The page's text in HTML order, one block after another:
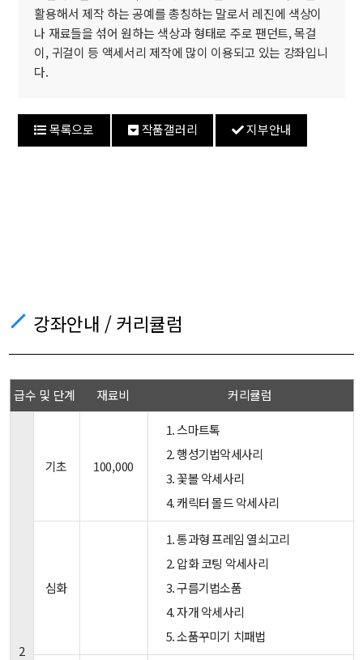
활용해서 제작 하는 공예를 총칭하는 말로서 레진에 색상이
나 재료들을 섞어 원하는 색상과 형태로 주로 팬던트, 목걸
이, 귀걸이 등 액세서리 제작에 많이 이용되고 있는 강좌입니
다.
목록으로 작품갤러리 지부안내
강좌안내 / 커리큘럼
급수 및 단계 재료비 커리큘럼
2
기초 100,000
1. 스마트톡
2. 행성기법악세사리
3. 꽃볼 악세사리
4. 캐릭터 몰드 악세사리
심화
1. 통과형 프레임 열쇠고리
2. 압화 코팅 악세사리
3. 구름기법소품
4. 자개 악세사리
5. 소품꾸미기 치패법